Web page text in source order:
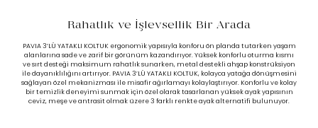
Rahatlık ve İşlevsellik Bir Arada
PAVIA 3’LÜ YATAKLI KOLTUK ergonomik yapısıyla konforu ön planda tutarken yaşam
alanlarına sade ve zarif bir görünüm kazandırıyor. Yüksek konforlu oturma kısmı
ve sırt desteği maksimum rahatlık sunarken, metal destekli ahşap konstrüksiyon
ile dayanıklılığını artırıyor. PAVIA 3’LÜ YATAKLI KOLTUK, kolayca yatağa dönüşmesini
sağlayan özel mekanizması ile misafir ağırlamayı kolaylaştırıyor. Konforlu ve kolay
bir temizlik deneyimi sunmak için özel olarak tasarlanan yüksek ayak yapısının
ceviz, meşe ve antrasit olmak üzere 3 farklı renkte ayak alternatifi bulunuyor.